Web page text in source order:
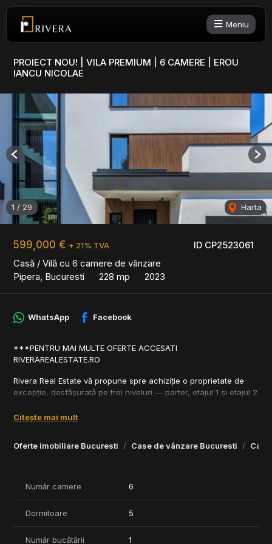
Meniu
PROIECT NOU! | VILA PREMIUM | 6 CAMERE | EROU
IANCU NICOLAE
ID CP2523061
599,000 € + 21% TVA
Casă / Vilă cu 6 camere de vânzare
Pipera, Bucuresti
228 mp 2023
1 / 29 Harta
Previous
Oferte imobiliare Bucuresti Case de vânzare Bucuresti
WhatsApp Facebook
***PENTRU MAI MULTE OFERTE ACCESATI
RIVERAREALESTATE.RO
Rivera Real Estate vă propune spre achiziție o proprietate de
excepție, desfășurată pe trei niveluri — parter, etajul 1 și etajul 2
La parter, zona de living și dining se deschide larg către o
organizarea unor întâlniri în aer liber.
terasă privată spațioasă.
terasă amplă cu vedere deschisă asupra zonei.
Circulația între spații se realizează natural, prin intermediul unei
Citește mai mult
Număr camere 6
Dormitoare 5
Număr bucătării 1